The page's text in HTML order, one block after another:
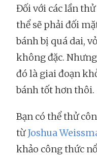
Đối với các lần
thể sẽ phải đối
bánh bị quá dai,
không đặc.
đó là giai đoạn
bánh tốt hơn thôi.
Bạn có thể thử
từJoshua
khảo công thức